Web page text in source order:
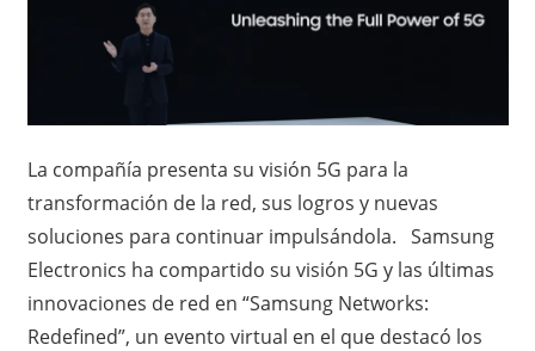
La compañía presenta su visión 5G para la
transformación de la red, sus logros y nuevas
soluciones para continuar impulsándola. Samsung
Electronics ha compartido su visión 5G y las últimas
innovaciones de red en “Samsung Networks:
Redefined”, un evento virtual en el que destacó los